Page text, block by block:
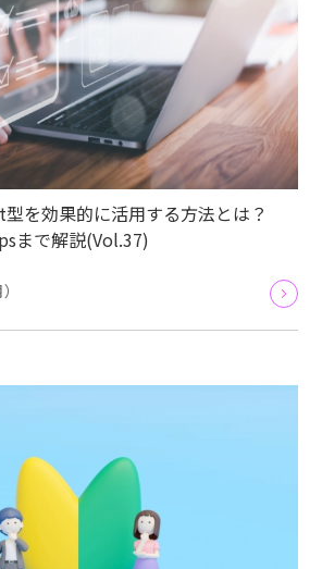
を効果的に活用する方法とは？
まで解説(Vol.37)